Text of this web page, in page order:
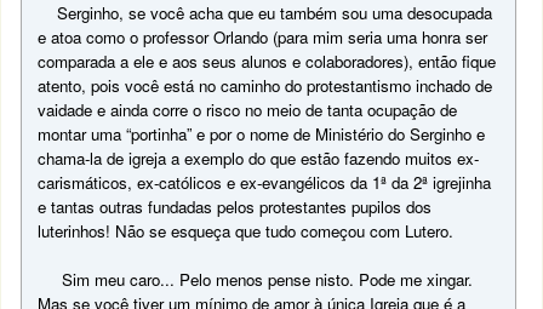
Serginho, se você acha que eu também sou uma desocupada
e atoa como o professor Orlando (para mim seria uma honra ser
comparada a ele e aos seus alunos e colaboradores), então fique
atento, pois você está no caminho do protestantismo inchado de
vaidade e ainda corre o risco no meio de tanta ocupação de
montar uma “portinha” e por o nome de Ministério do Serginho e
chama-la de igreja a exemplo do que estão fazendo muitos ex-
carismáticos, ex-católicos e ex-evangélicos da 1ª da 2ª igrejinha
e tantas outras fundadas pelos protestantes pupilos dos
luterinhos! Não se esqueça que tudo começou com Lutero.
Sim meu caro... Pelo menos pense nisto. Pode me xingar.
Mas se você tiver um mínimo de amor à única Igreja que é a